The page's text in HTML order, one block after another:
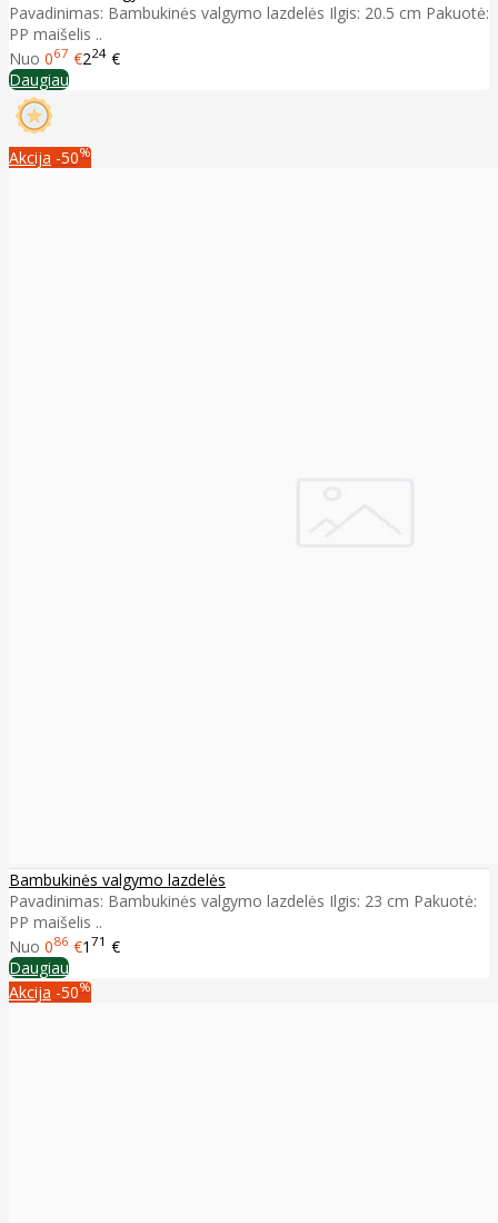
Pavadinimas: Bambukinės valgymo lazdelės Ilgis: 20.5 cm Pakuotė:
PP maišelis ..
Nuo 067 €224 €
Daugiau
Akcija -50%
Bambukinės valgymo lazdelės
Pavadinimas: Bambukinės valgymo lazdelės Ilgis: 23 cm Pakuotė:
PP maišelis ..
Nuo 086 €1 71 €
Daugiau
Akcija -50%